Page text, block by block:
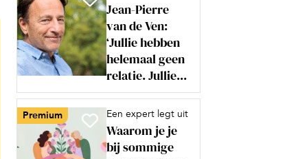
Jean-Pierre
van de Ven:
‘Jullie hebben
helemaal geen
relatie. Jullie...
Premium Een expert legt uit
Waarom je je
bij sommige